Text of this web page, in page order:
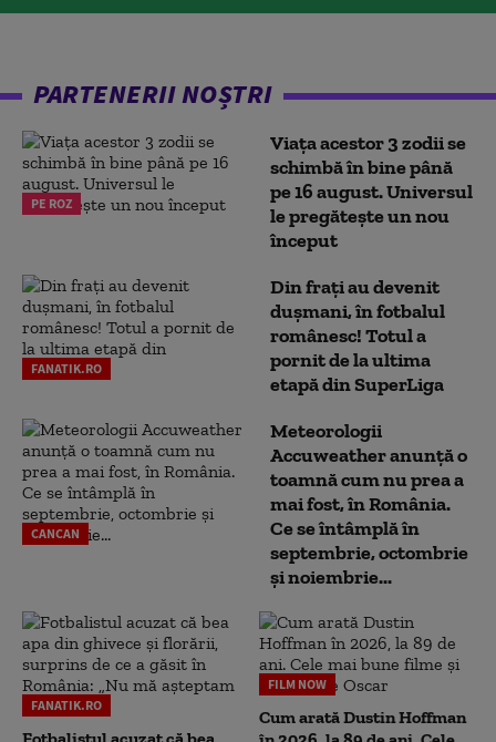
PARTENERII NOȘTRI
PE ROZ
Viața acestor 3 zodii se
schimbă în bine până
pe 16 august. Universul
le pregătește un nou
început
FANATIK.RO
Din frați au devenit
dușmani, în fotbalul
românesc! Totul a
pornit de la ultima
etapă din SuperLiga
CANCAN
Meteorologii
Accuweather anunță o
toamnă cum nu prea a
mai fost, în România.
Ce se întâmplă în
septembrie, octombrie
și noiembrie...
FANATIK.RO
Fotbalistul acuzat că bea
FILM NOW
Cum arată Dustin Hoffman